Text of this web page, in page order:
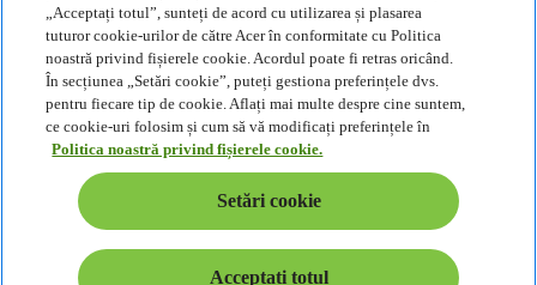
Responsabilitate socială a corporației
Amprenta de carbon a produselor
Project Humanity
Earthion
Politica de Confidenţialitate
Politica privind modulele cookie
Notă juridică
Informații legale suplimentare
Politică de accesibilitate
Setări cookie
România - Română
„Acceptați totul”, sunteți de acord cu utilizarea și plasarea
tuturor cookie-urilor de către Acer în conformitate cu Politica
noastră privind fișierele cookie. Acordul poate fi retras oricând.
În secțiunea „Setări cookie”, puteți gestiona preferințele dvs.
pentru fiecare tip de cookie. Aflați mai multe despre cine suntem,
ce cookie-uri folosim și cum să vă modificați preferințele în
Politica noastră privind fișierele cookie.
Setări cookie
Acceptați totul